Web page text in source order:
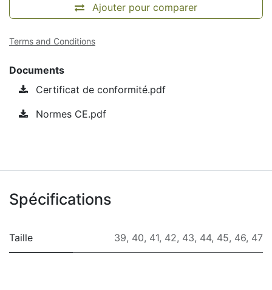
Ajouter pour comparer
Terms and Conditions
Documents
Certificat de conformité.pdf
Normes CE.pdf
Spécifications
Taille 39, 40, 41, 42, 43, 44, 45, 46, 47